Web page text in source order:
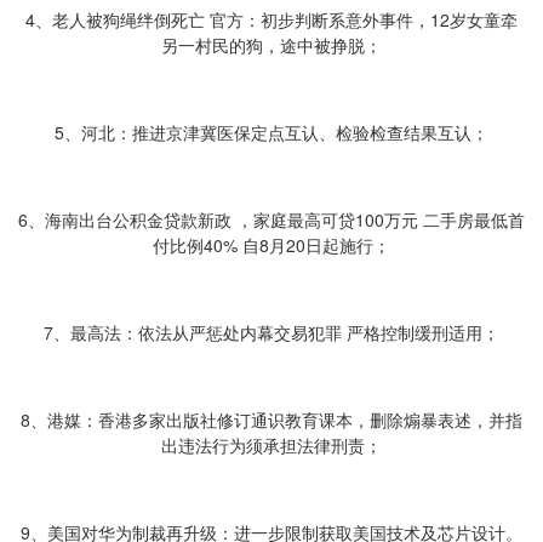
4、老人被狗绳绊倒死亡 官方：初步判断系意外事件，12岁女童牵
另一村民的狗，途中被挣脱；
5、河北：推进京津冀医保定点互认、检验检查结果互认；
6、海南出台公积金贷款新政 ，家庭最高可贷100万元 二手房最低首
付比例40% 自8月20日起施行；
7、最高法：依法从严惩处内幕交易犯罪 严格控制缓刑适用；
8、港媒：香港多家出版社修订通识教育课本，删除煽暴表述，并指
出违法行为须承担法律刑责；
9、美国对华为制裁再升级：进一步限制获取美国技术及芯片设计。